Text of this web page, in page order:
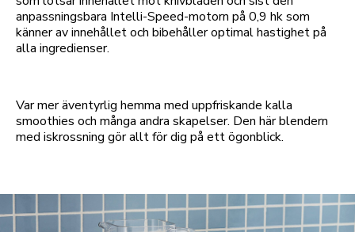
anpassningsbara Intelli-Speed-motorn på 0,9 hk som
känner av innehållet och bibehåller optimal hastighet på
alla ingredienser.
Var mer äventyrlig hemma med uppfriskande kalla
smoothies och många andra skapelser. Den här blendern
med iskrossning gör allt för dig på ett ögonblick.